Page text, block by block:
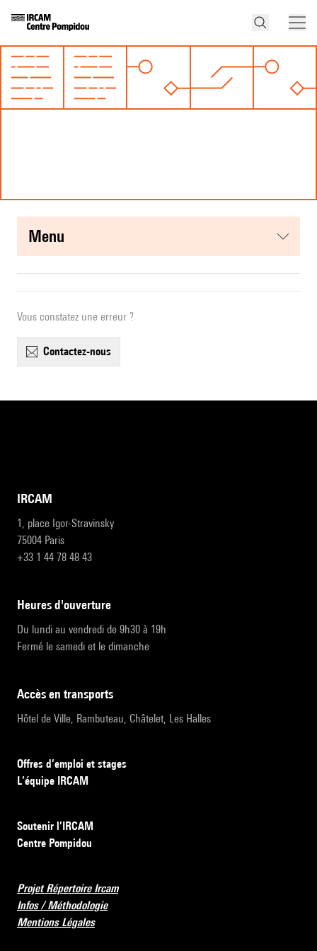
menu
Vous constatez une erreur ?
contactez-nous
IRCAM
1, place Igor-Stravinsky
75004 Paris
+33 1 44 78 48 43
heures d'ouverture
Du lundi au vendredi de 9h30 à 19h
Fermé le samedi et le dimanche
accès en transports
Hôtel de Ville, Rambuteau, Châtelet, Les Halles
Offres d’emploi et stages
L’équipe IRCAM
Soutenir l’IRCAM
Centre Pompidou
Projet Répertoire Ircam
Infos / Méthodologie
Mentions Légales